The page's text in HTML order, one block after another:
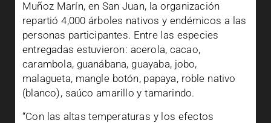
Muñoz Marín, en San Juan, la organización
repartió 4,000 árboles nativos y endémicos a las
personas participantes. Entre las especies
entregadas estuvieron: acerola, cacao,
carambola, guanábana, guayaba, jobo,
malagueta, mangle botón, papaya, roble nativo
(blanco), saúco amarillo y tamarindo.
“Con las altas temperaturas y los efectos